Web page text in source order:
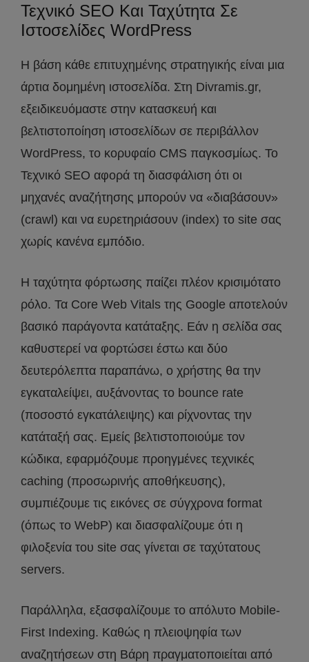
Τεχνικό SEO Και Ταχύτητα Σε
Ιστοσελίδες WordPress
Η βάση κάθε επιτυχημένης στρατηγικής είναι μια
άρτια δομημένη ιστοσελίδα. Στη Divramis.gr,
εξειδικευόμαστε στην κατασκευή και
βελτιστοποίηση ιστοσελίδων σε περιβάλλον
WordPress, το κορυφαίο CMS παγκοσμίως. Το
Τεχνικό SEO αφορά τη διασφάλιση ότι οι
μηχανές αναζήτησης μπορούν να «διαβάσουν»
(crawl) και να ευρετηριάσουν (index) το site σας
χωρίς κανένα εμπόδιο.
Η ταχύτητα φόρτωσης παίζει πλέον κρισιμότατο
ρόλο. Τα Core Web Vitals της Google αποτελούν
βασικό παράγοντα κατάταξης. Εάν η σελίδα σας
καθυστερεί να φορτώσει έστω και δύο
δευτερόλεπτα παραπάνω, ο χρήστης θα την
εγκαταλείψει, αυξάνοντας το bounce rate
(ποσοστό εγκατάλειψης) και ρίχνοντας την
κατάταξή σας. Εμείς βελτιστοποιούμε τον
κώδικα, εφαρμόζουμε προηγμένες τεχνικές
caching (προσωρινής αποθήκευσης),
συμπιέζουμε τις εικόνες σε σύγχρονα format
(όπως το WebP) και διασφαλίζουμε ότι η
φιλοξενία του site σας γίνεται σε ταχύτατους
servers.
Παράλληλα, εξασφαλίζουμε το απόλυτο Mobile-
First Indexing. Καθώς η πλειοψηφία των
αναζητήσεων στη Βάρη πραγματοποιείται από